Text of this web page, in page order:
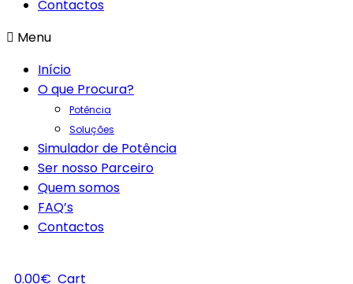
Contactos
Menu
Início
O que Procura?
Potência
Soluções
Simulador de Potência
Ser nosso Parceiro
Quem somos
FAQ’s
Contactos
0.00€ Cart